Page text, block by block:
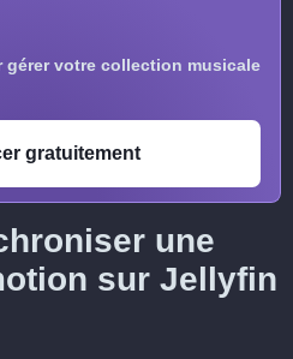
votre collection musicale
gratuitement
une
sur Jellyfin